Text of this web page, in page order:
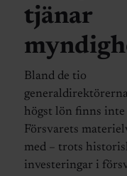
tjänar
Bland de tio
högst lön finns inte
Försvarets
med – trots
investeringar i